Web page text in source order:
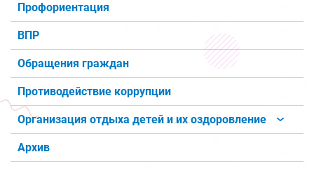
Профориентация
ВПР
Обращения граждан
Противодействие коррупции
Организация отдыха детей и их оздоровление
Архив